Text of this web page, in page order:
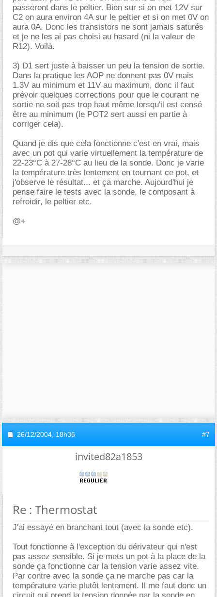
passeront dans le peltier. Bien sur si on met 12V sur
C2 on aura environ 4A sur le peltier et si on met 0V on
aura 0A. Donc les transistors ne sont jamais saturés
et je ne les ai pas choisi au hasard (ni la valeur de
R12). Voilà.
3) D1 sert juste à baisser un peu la tension de sortie.
Dans la pratique les AOP ne donnent pas 0V mais
1.3V au minimum et 11V au maximum, donc il faut
prévoir quelques corrections pour que le courant ne
sortie ne soit pas trop haut même lorsqu'il est censé
être au minimum (le POT2 sert aussi en partie à
corriger cela).
Quand je dis que cela fonctionne c'est en vrai, mais
avec un pot qui varie virtuellement la température de
22-23°C à 27-28°C au lieu de la sonde. Donc je varie
la température très lentement en tournant ce pot, et
j'observe le résultat... et ça marche. Aujourd'hui je
pense faire le tests avec la sonde, le composant à
refroidir, le peltier etc.
@+
26/12/2004, 18h36 #7
invited82a1853
Re : Thermostat
J'ai essayé en branchant tout (avec la sonde etc).
Tout fonctionne à l'exception du dérivateur qui n'est
pas assez sensible. Si je mets un pot à la place de la
sonde ça fonctionne car la tension varie assez vite.
Par contre avec la sonde ça ne marche pas car la
température varie plutôt lentement. Il me faut donc un